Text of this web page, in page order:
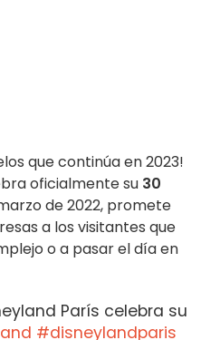
que continúa en 2023!
oficialmente su 30
de 2022, promete
a los visitantes que
o a pasar el día en
París celebra su
#disneylandparis